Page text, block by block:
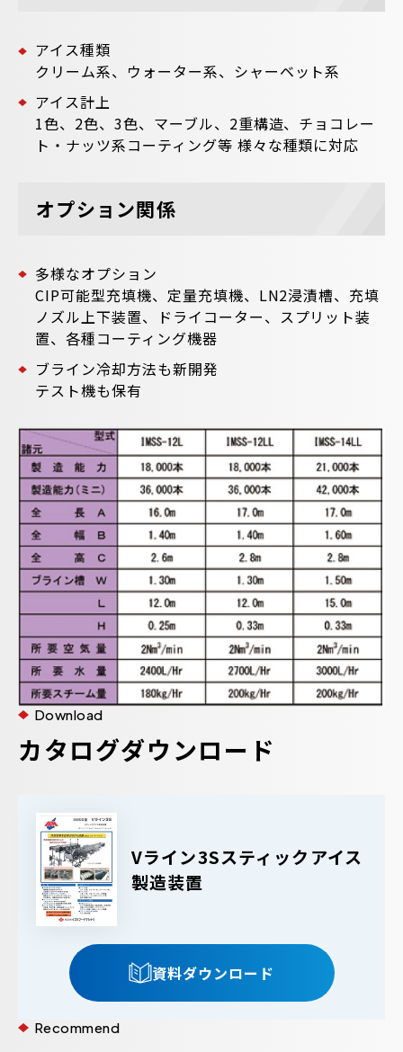
アイス種類
クリーム系、ウォーター系、シャーベット系
アイス計上
1色、2色、3色、マーブル、2重構造、チョコレー
ト・ナッツ系コーティング等 様々な種類に対応
オプション関係
多様なオプション
CIP可能型充填機、定量充填機、LN2浸漬槽、充填
ノズル上下装置、ドライコーター、スプリット装
置、各種コーティング機器
ブライン冷却方法も新開発
テスト機も保有
Download
カタログダウンロード
Vライン3Sスティックアイス
製造装置
資料ダウンロード
Recommend